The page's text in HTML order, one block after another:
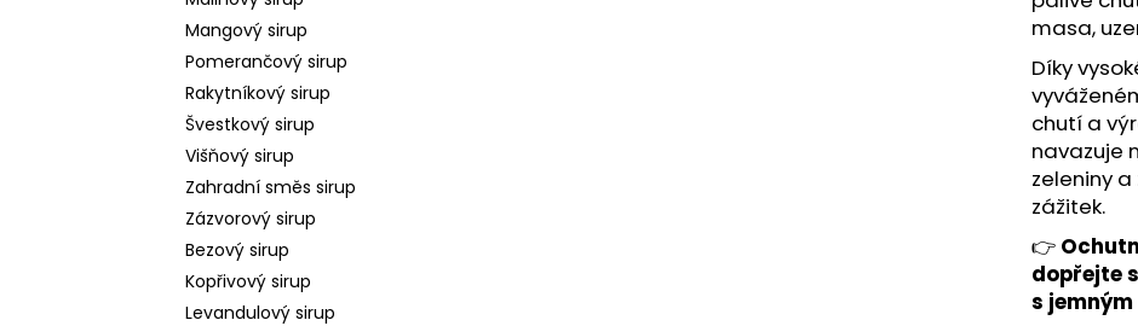
Mangový sirup
Pomerančový sirup
Rakytníkový sirup
Švestkový sirup
Višňový sirup
Zahradní směs sirup
Zázvorový sirup
Bezový sirup
Kopřivový sirup
Levandulový sirup
masa,
Díky
chutí a
navazuje
zeleniny
zážitek.
👉
dopřejte
s